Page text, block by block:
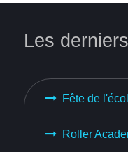
Les
Fête de
Roller